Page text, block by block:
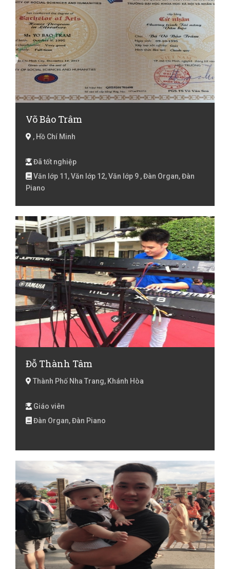
Võ Bảo Trâm
, Hồ Chí Minh
Đã tốt nghiệp
Văn lớp 11, Văn lớp 12, Văn lớp 9 , Đàn Organ, Đàn
Piano
Đỗ Thành Tâm
Thành Phố Nha Trang, Khánh Hòa
Giáo viên
Đàn Organ, Đàn Piano